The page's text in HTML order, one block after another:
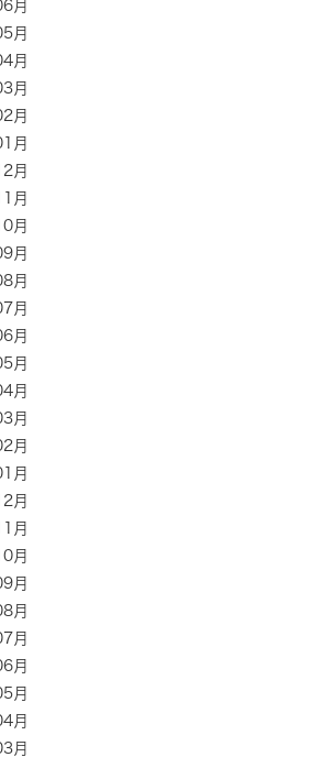
月
月
月
月
月
月
月
月
月
月
月
月
月
月
月
月
月
月
月
月
月
月
月
月
月
月
月
月